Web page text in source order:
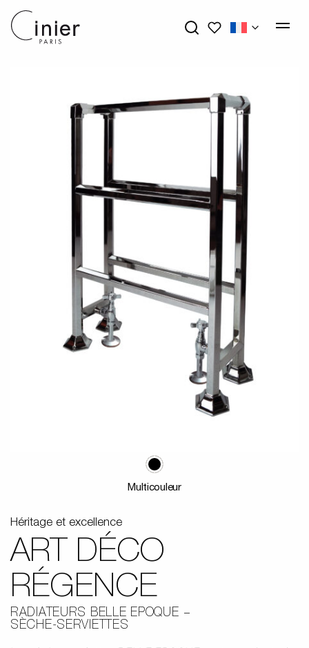
Mes favoris
Multicouleur
Héritage et excellence
ART DÉCO
RÉGENCE
RADIATEURS BELLE EPOQUE
SÈCHE-SERVIETTES